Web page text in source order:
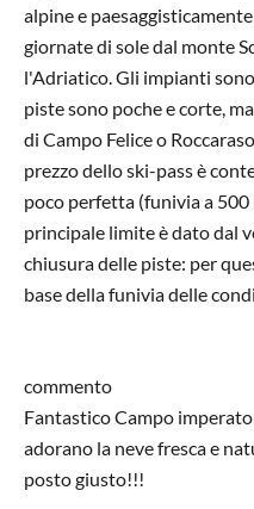
alpine e
giornate di sole dal monte
l'Adriatico. Gli impianti
piste sono poche e corte,
di Campo Felice o
prezzo dello ski-pass è
poco perfetta (funivia a
principale limite è dato dal
chiusura delle piste: per
base della funivia delle
commento
Fantastico Campo
adorano la neve fresca e
posto giusto!!!